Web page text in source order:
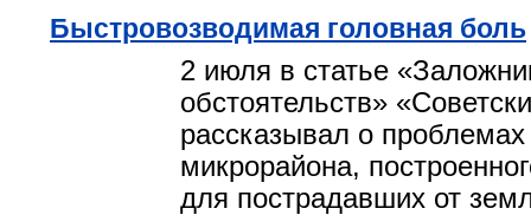
Быстровозводимая головная боль
2 июля в статье
обстоятельств»
рассказывал о
микрорайона,
для пострадавших от